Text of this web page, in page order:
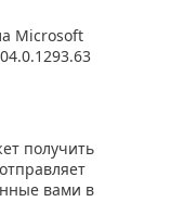
Microsoft
получить
вами в